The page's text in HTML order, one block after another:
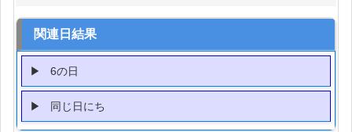
関連日結果
6の日
同じ日にち